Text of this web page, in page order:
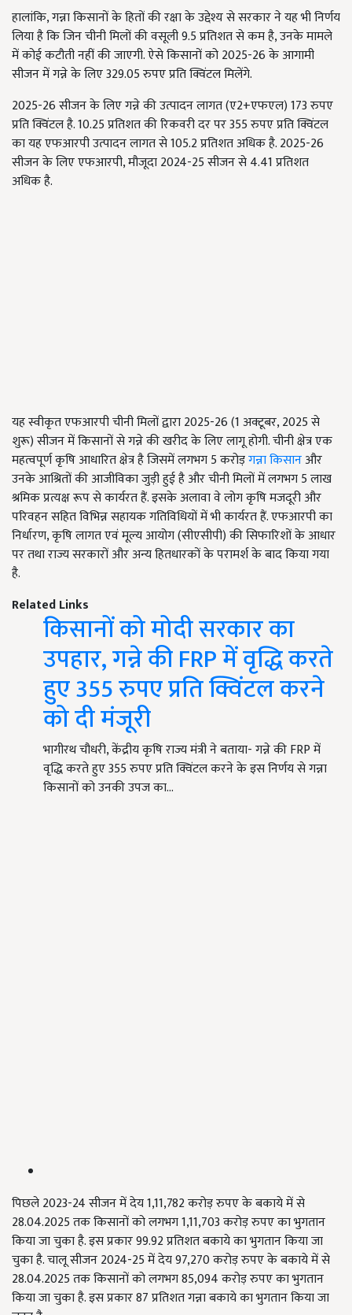
हालांकि, गन्ना किसानों के हितों की रक्षा के उद्देश्य से सरकार ने यह भी निर्णय
लिया है कि जिन चीनी मिलों की वसूली 9.5 प्रतिशत से कम है, उनके मामले
में कोई कटौती नहीं की जाएगी. ऐसे किसानों को 2025-26 के आगामी
सीजन में गन्ने के लिए 329.05 रुपए प्रति क्विंटल मिलेंगे.
2025-26 सीजन के लिए गन्ने की उत्पादन लागत (ए2+एफएल) 173 रुपए
प्रति क्विंटल है. 10.25 प्रतिशत की रिकवरी दर पर 355 रुपए प्रति क्विंटल
का यह एफआरपी उत्पादन लागत से 105.2 प्रतिशत अधिक है. 2025-26
सीजन के लिए एफआरपी, मौजूदा 2024-25 सीजन से 4.41 प्रतिशत
अधिक है.
यह स्वीकृत एफआरपी चीनी मिलों द्वारा 2025-26 (1 अक्टूबर, 2025 से
शुरू) सीजन में किसानों से गन्ने की खरीद के लिए लागू होगी. चीनी क्षेत्र एक
महत्वपूर्ण कृषि आधारित क्षेत्र है जिसमें लगभग 5 करोड़गन्ना किसानऔर
उनके आश्रितों की आजीविका जुड़ी हुई है और चीनी मिलों में लगभग 5 लाख
श्रमिक प्रत्यक्ष रूप से कार्यरत हैं. इसके अलावा वे लोग कृषि मजदूरी और
परिवहन सहित विभिन्न सहायक गतिविधियों में भी कार्यरत हैं. एफआरपी का
निर्धारण, कृषि लागत एवं मूल्य आयोग (सीएसीपी) की सिफारिशों के आधार
पर तथा राज्य सरकारों और अन्य हितधारकों के परामर्श के बाद किया गया
है.
Related Links
किसानों को मोदी सरकार का
उपहार, गन्ने की FRP में वृद्धि करते
हुए 355 रुपए प्रति क्विंटल करने
को दी मंजूरी
भागीरथ चौधरी, केंद्रीय कृषि राज्य मंत्री ने बताया- गन्ने की FRP में
वृद्धि करते हुए 355 रुपए प्रति क्विंटल करने के इस निर्णय से गन्ना
किसानों को उनकी उपज का…
पिछले 2023-24 सीजन में देय 1,11,782 करोड़ रुपए के बकाये में से
28.04.2025 तक किसानों को लगभग 1,11,703 करोड़ रुपए का भुगतान
किया जा चुका है. इस प्रकार 99.92 प्रतिशत बकाये का भुगतान किया जा
चुका है. चालू सीजन 2024-25 में देय 97,270 करोड़ रुपए के बकाये में से
28.04.2025 तक किसानों को लगभग 85,094 करोड़ रुपए का भुगतान
किया जा चुका है. इस प्रकार 87 प्रतिशत गन्ना बकाये का भुगतान किया जा